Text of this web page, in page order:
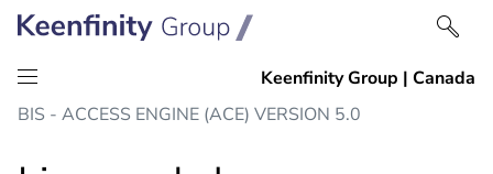
Passer
contenu
Passer
BIS - ACCESS ENGINE (ACE) VERSION 5.0